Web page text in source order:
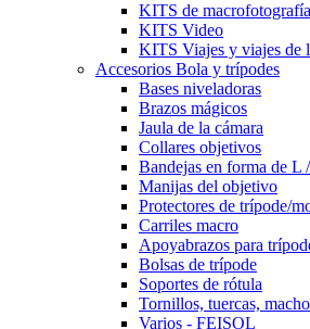
KITS de macrofotografía
KITS Video
KITS Viajes y viajes de
Accesorios Bola y trípodes
Bases niveladoras
Brazos mágicos
Jaula de la cámara
Collares objetivos
Bandejas en forma de L
Manijas del objetivo
Protectores de trípode/
Carriles macro
Apoyabrazos para
Bolsas de trípode
Soportes de rótula
Tornillos, tuercas,
Varios - FEISOL